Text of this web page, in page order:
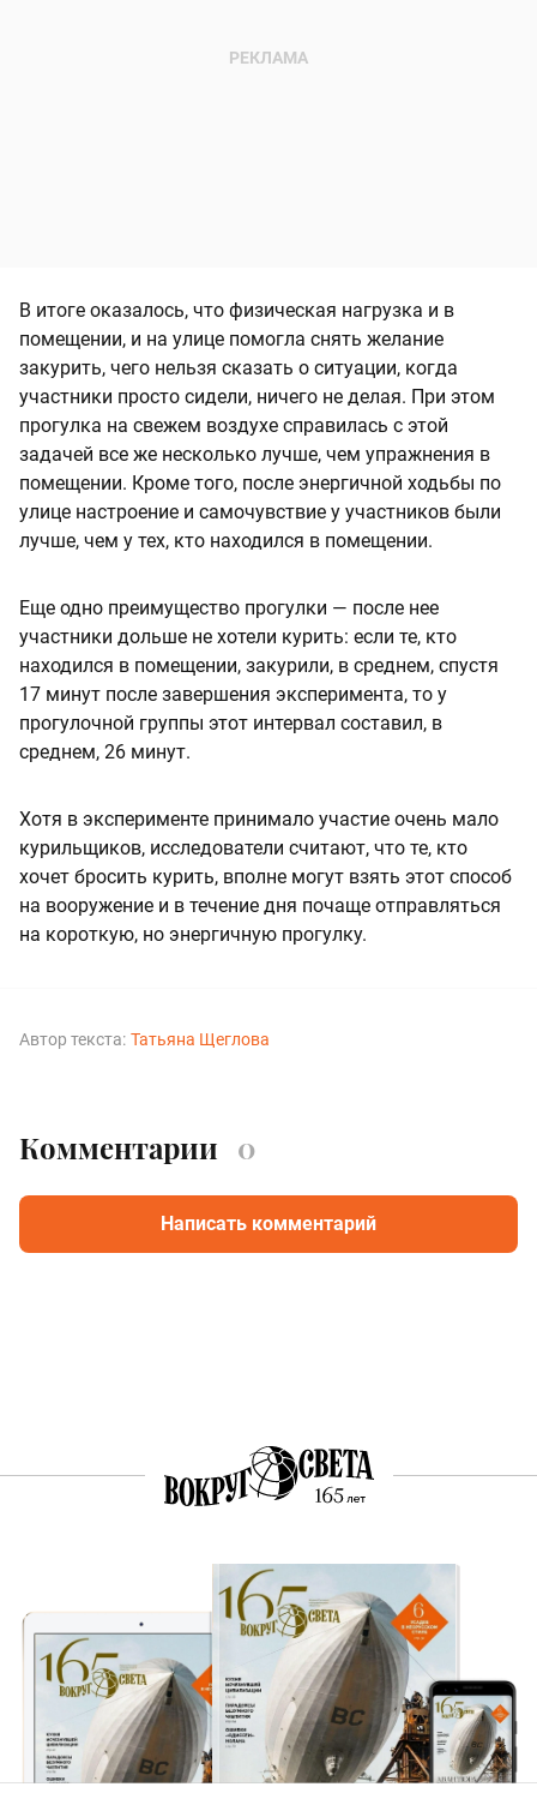
В итоге оказалось, что физическая нагрузка и в
помещении, и на улице помогла снять желание
закурить, чего нельзя сказать о ситуации, когда
участники просто сидели, ничего не делая. При этом
прогулка на свежем воздухе справилась с этой
задачей все же несколько лучше, чем упражнения в
помещении. Кроме того, после энергичной ходьбы по
улице настроение и самочувствие у участников были
лучше, чем у тех, кто находился в помещении.
Еще одно преимущество прогулки — после нее
участники дольше не хотели курить: если те, кто
находился в помещении, закурили, в среднем, спустя
17 минут после завершения эксперимента, то у
прогулочной группы этот интервал составил, в
среднем, 26 минут.
Хотя в эксперименте принимало участие очень мало
курильщиков, исследователи считают, что те, кто
хочет бросить курить, вполне могут взять этот способ
на вооружение и в течение дня почаще отправляться
на короткую, но энергичную прогулку.
Автор текста: Татьяна Щеглова
Комментарии 0
Написать комментарий